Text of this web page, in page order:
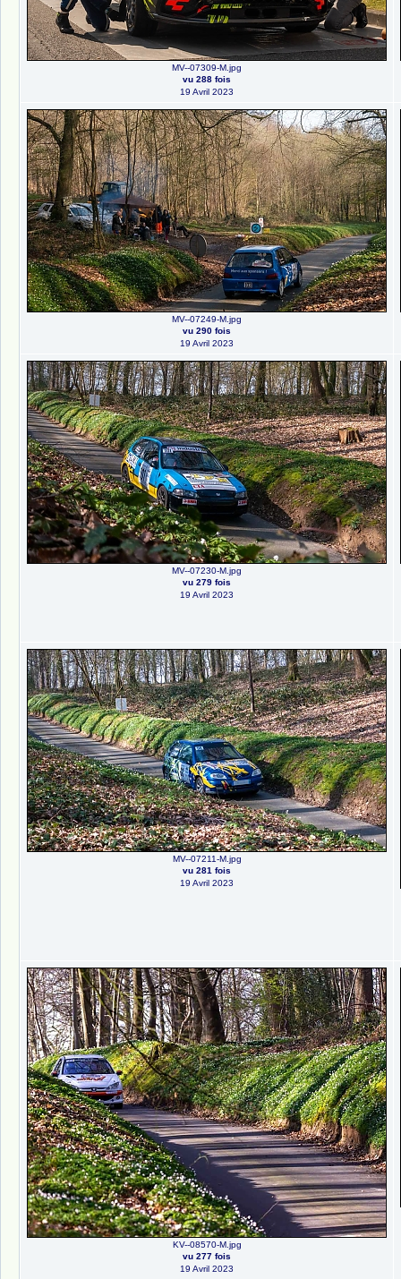
MV--07309-M.jpg
vu 288 fois
19 Avril 2023
MV--07249-M.jpg
vu 290 fois
19 Avril 2023
MV--07230-M.jpg
vu 279 fois
19 Avril 2023
MV--07211-M.jpg
vu 281 fois
19 Avril 2023
KV--08570-M.jpg
vu 277 fois
19 Avril 2023